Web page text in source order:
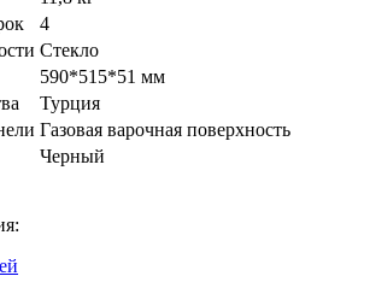
4
Стекло
590*515*51 мм
Турция
Газовая варочная поверхность
Черный